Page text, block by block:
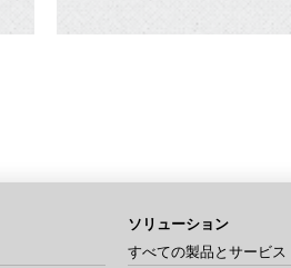
ソリューション
すべての製品とサービス